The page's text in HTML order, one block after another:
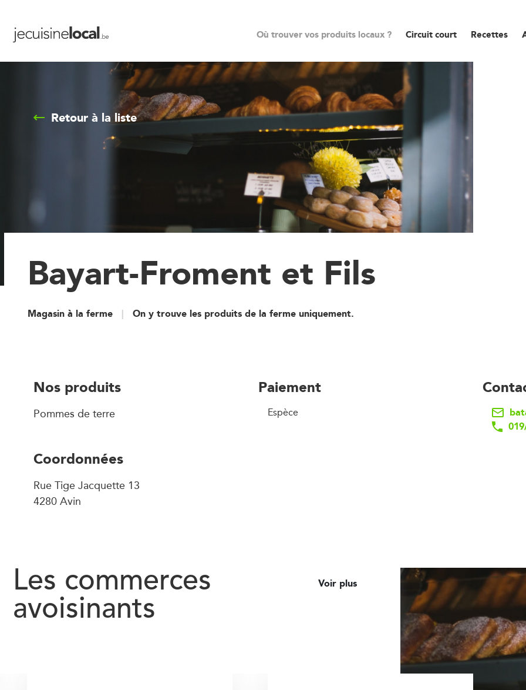
Où trouver vos produits locaux ? Circuit court Recettes
Retour à la liste
Bayart-Froment et Fils
Magasin à la ferme On y trouve les produits de la ferme uniquement.
Nos produits
Pommes de terre
Paiement
Espèce
Coordonnées
Rue Tige Jacquette 13
4280 Avin
Les commerces
avoisinants
Voir plus